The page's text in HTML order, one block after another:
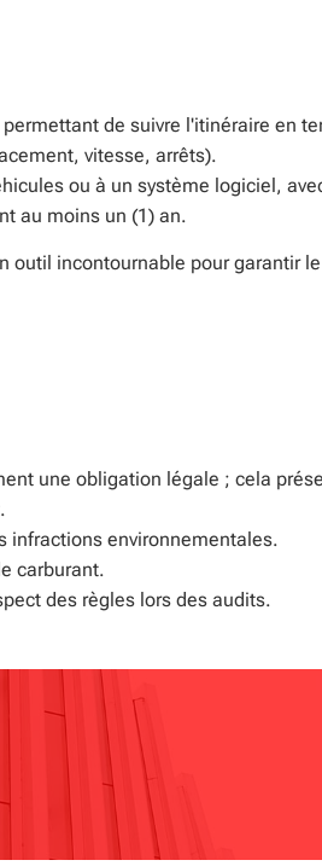
de suivre l'itinéraire en
vitesse, arrêts).
ou à un système logiciel,
au moins un (1) an.
outil incontournable pour garantir
une obligation légale ; cela
infractions environnementales.
carburant.
des règles lors des audits.